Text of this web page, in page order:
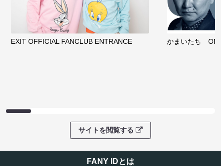
EXIT OFFICIAL FANCLUB ENTRANCE かまいたち
サイトを閲覧する
FANY IDとは